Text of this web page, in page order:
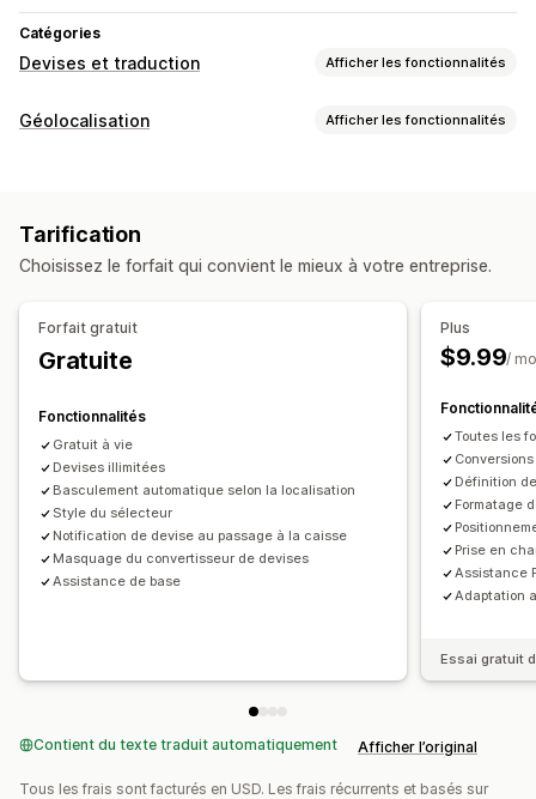
Catégories
Devises et traduction Afficher les fonctionnalités
Conversion de devises
Traduction en plusieurs langues
Géolocalisation Afficher les fonctionnalités
Redirection automatique Redirection manuelle
Paramètres de localisation
Sélecteur de devise
Tarification
Choisissez le forfait qui convient le mieux à votre entreprise.
Forfait gratuit
Gratuite
Fonctionnalités
Gratuit à vie
Devises illimitées
Basculement automatique selon la localisation
Style du sélecteur
Notification de devise au passage à la caisse
Masquage du convertisseur de devises
Assistance de base
Plus
$9.99/
Toutes les
Définition
Formatage
Prise en
Assistance
Adaptation
Essai gratuit
Contient du texte traduit automatiquement Afficher l’original
Tous les frais sont facturés en USD. Les frais récurrents et basés sur